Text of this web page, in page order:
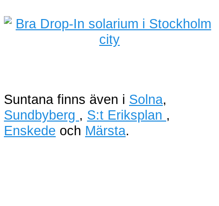
Suntana finns även i Solna,
Sundbyberg , S:t Eriksplan ,
Enskede och Märsta.